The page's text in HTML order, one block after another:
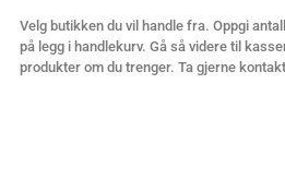
Velg butikken du vil handle fra. Oppgi
på legg i handlekurv. Gå så videre til
produkter om du trenger. Ta gjerne